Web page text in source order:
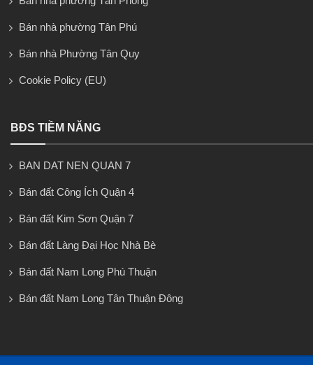
Bán nhà phường Tân Phú
Bán nhà Phường Tân Quy
Cookie Policy (EU)
BĐS TIỀM NĂNG
BAN DAT NEN QUAN 7
Bán đất Công Ích Quận 4
Bán đất Kim Sơn Quận 7
Bán đất Làng Đại Học Nhà Bè
Bán đất Nam Long Phú Thuận
Bán đất Nam Long Tân Thuận Đông